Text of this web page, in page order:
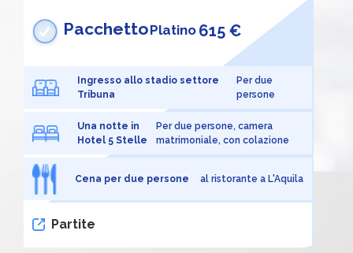
PacchettoPlatino 615 €
Ingresso allo stadio settore
Tribuna
Per due
persone
Una notte in
Hotel 5 Stelle
Per due persone, camera
matrimoniale, con colazione
Cena per due persone al ristorante a L'Aquila
Partite